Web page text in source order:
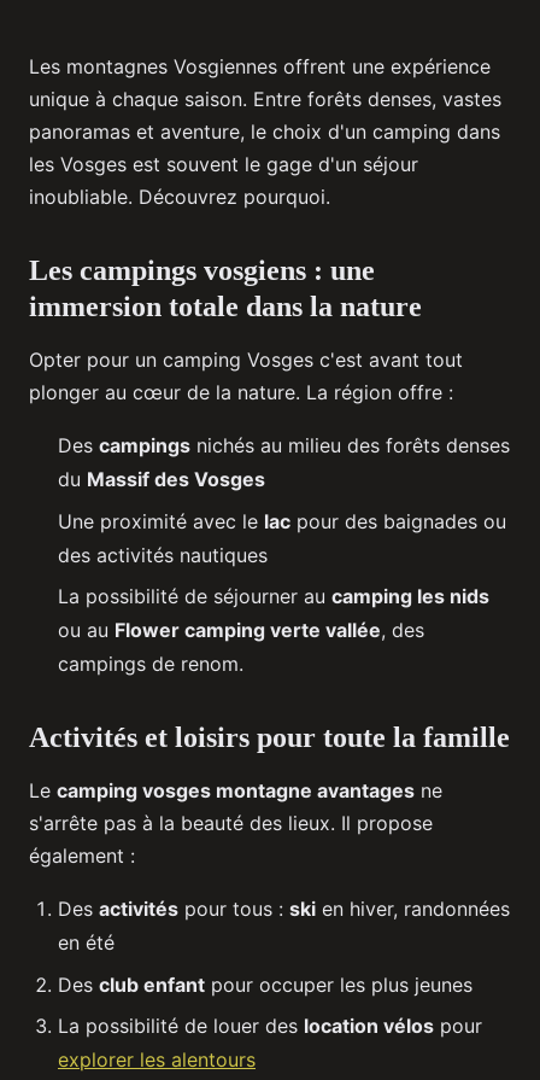
Les montagnes Vosgiennes offrent une expérience
unique à chaque saison. Entre forêts denses, vastes
panoramas et aventure, le choix d'un camping dans
les Vosges est souvent le gage d'un séjour
inoubliable. Découvrez pourquoi.
Les campings vosgiens : une
immersion totale dans la nature
Opter pour un camping Vosges c'est avant tout
plonger au cœur de la nature. La région offre :
Des campings nichés au milieu des forêts denses
du Massif des Vosges
Une proximité avec le lac pour des baignades ou
des activités nautiques
La possibilité de séjourner au camping les nids
ou au Flower camping verte vallée, des
campings de renom.
Activités et loisirs pour toute la famille
Le camping vosges montagne avantages ne
s'arrête pas à la beauté des lieux. Il propose
également :
Des activités pour tous : ski en hiver, randonnées
en été
Des club enfant pour occuper les plus jeunes
La possibilité de louer des location vélos pour
explorer les alentours